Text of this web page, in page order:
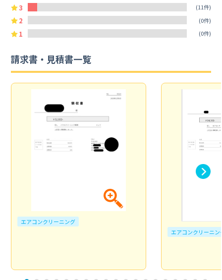
3 (11件)
2 (0件)
1 (0件)
請求書・見積書一覧
エアコンクリーニング
エアコンクリーニン